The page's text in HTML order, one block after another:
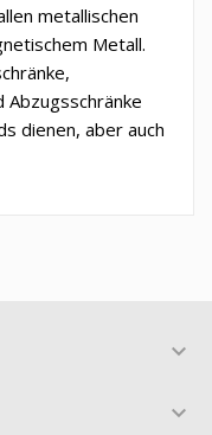
metallischen
Metall.
Abzugsschränke
dienen, aber auch

